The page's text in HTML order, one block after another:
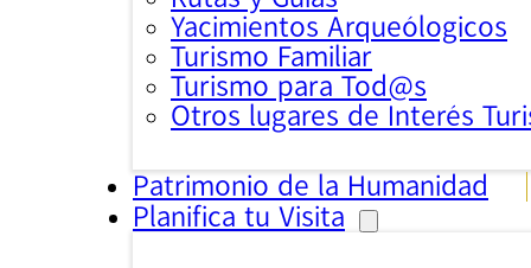
Yacimientos Arqueólogicos
Turismo Familiar
Turismo para Tod@s
Otros lugares de Interés
Patrimonio de la Humanidad
Planifica tu Visita